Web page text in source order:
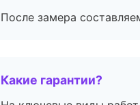
После замера
Какие гарантии?